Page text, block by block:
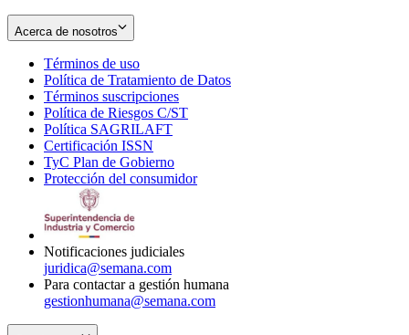
Acerca de nosotros
Términos de uso
in
new
window
Política de Tratamiento de Datos
Términos suscripciones
in
Política de Riesgos C/ST
Política SAGRILAFT
new
window
Certificación ISSN
in
new
TyC Plan de Gobierno
in
Protección del consumidorOpens
Notificaciones judiciales
juridica@semana.com
Para contactar a gestión humana
gestionhumana@semana.com